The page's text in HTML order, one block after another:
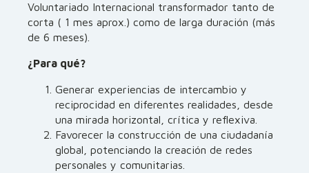
Voluntariado Internacional transformador tanto de
corta ( 1 mes aprox.) como de larga duración (más
de 6 meses).
¿Para qué?
Generar experiencias de intercambio y
reciprocidad en diferentes realidades, desde
una mirada horizontal, crítica y reflexiva.
Favorecer la construcción de una ciudadanía
global, potenciando la creación de redes
personales y comunitarias.